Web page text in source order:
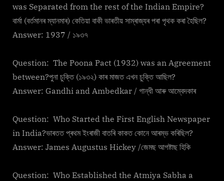
was Separated from the rest of the Indian Empire?
বাৰ্মা (বৰ্তমানৰ ম্যানমাৰ) কেতিয়া বাকী ভাৰতীয় সাম্ৰাজ্যৰ পৰা পৃথক কৰা হৈছিল?
Answer: 1937 / ১৯৩৭
Question: The Poona Pact (1932) was an Agreement
between?পুনা চুক্তি (১৯৩২) কাৰ মাজত এখন চুক্তি আছিল?
Answer: Gandhi and Ambedkar / গান্ধী আৰু আম্বেদকাৰ
Question: Who Started the First English Newspaper
in India?ভাৰতত প্ৰথম ইংৰাজী বাতৰি কাকত কোনে আৰম্ভ কৰিছিল?
Answer: James Augustus Hickey /জেমছ আগষ্টাছ হিকি
Question: Who Established the Atmiya Sabha a